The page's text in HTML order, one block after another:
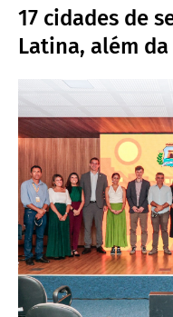
17 cidades de
Latina, além